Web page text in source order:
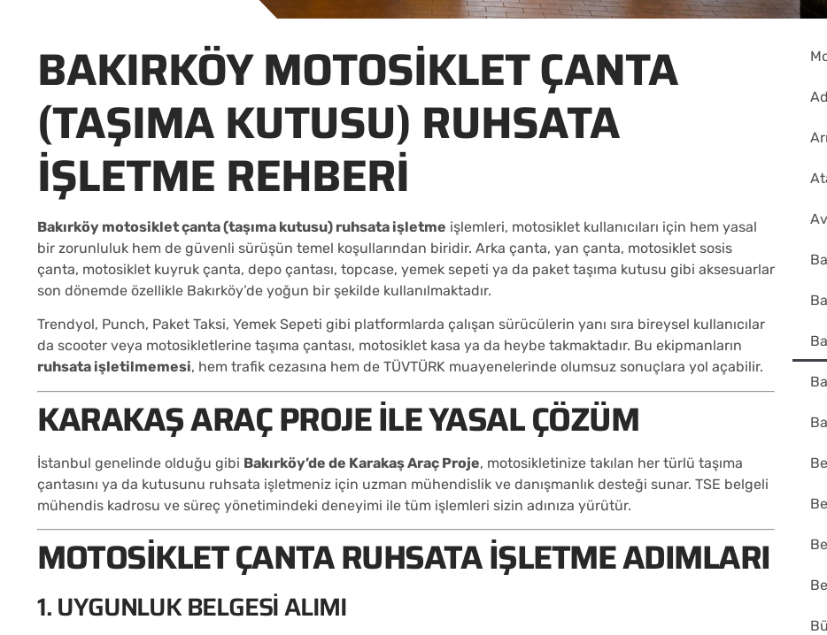
BAKIRKÖY MOTOSIKLET ÇANTA
(TAŞIMA KUTUSU) RUHSATA
İŞLETME REHBERI
Bakırköy motosiklet çanta (taşıma kutusu) ruhsata işletme işlemleri, motosiklet kullanıcıları için hem yasal
bir zorunluluk hem de güvenli sürüşün temel koşullarından biridir. Arka çanta, yan çanta, motosiklet sosis
çanta, motosiklet kuyruk çanta, depo çantası, topcase, yemek sepeti ya da paket taşıma kutusu gibi aksesuarlar
son dönemde özellikle Bakırköy’de yoğun bir şekilde kullanılmaktadır.
Trendyol, Punch, Paket Taksi, Yemek Sepeti gibi platformlarda çalışan sürücülerin yanı sıra bireysel kullanıcılar
da scooter veya motosikletlerine taşıma çantası, motosiklet kasa ya da heybe takmaktadır. Bu ekipmanların
ruhsata işletilmemesi, hem trafik cezasına hem de TÜVTÜRK muayenelerinde olumsuz sonuçlara yol açabilir.
KARAKAŞ ARAÇ PROJE ILE YASAL ÇÖZÜM
İstanbul genelinde olduğu gibi Bakırköy’de de Karakaş Araç Proje, motosikletinize takılan her türlü taşıma
çantasını ya da kutusunu ruhsata işletmeniz için uzman mühendislik ve danışmanlık desteği sunar. TSE belgeli
mühendis kadrosu ve süreç yönetimindeki deneyimi ile tüm işlemleri sizin adınıza yürütür.
MOTOSIKLET ÇANTA RUHSATA İŞLETME ADIMLARI
1. UYGUNLUK BELGESI ALIMI